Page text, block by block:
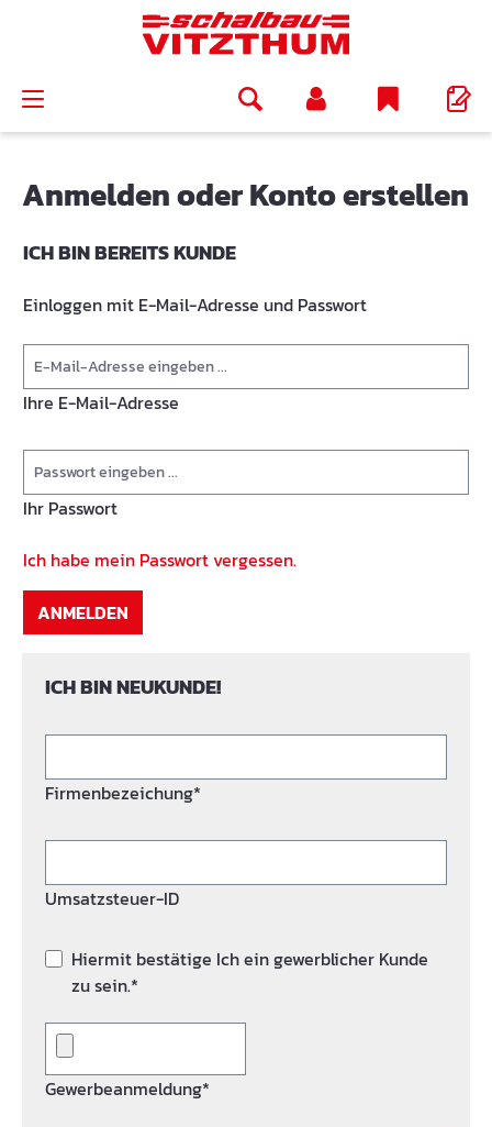
Anmelden oder Konto erstellen
ICH BIN BEREITS KUNDE
Einloggen mit E-Mail-Adresse und Passwort
Ihre E-Mail-Adresse
Ihr Passwort
Ich habe mein Passwort vergessen.
ANMELDEN
ICH BIN NEUKUNDE!
Firmenbezeichung*
Umsatzsteuer-ID
Hiermit bestätige Ich ein gewerblicher Kunde
zu sein.*
Gewerbeanmeldung*